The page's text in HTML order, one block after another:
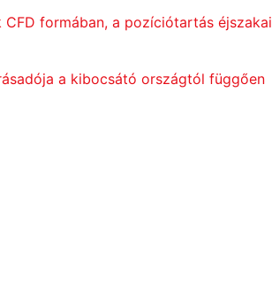
formában, a pozíciótartás éjszakai
a kibocsátó országtól függően